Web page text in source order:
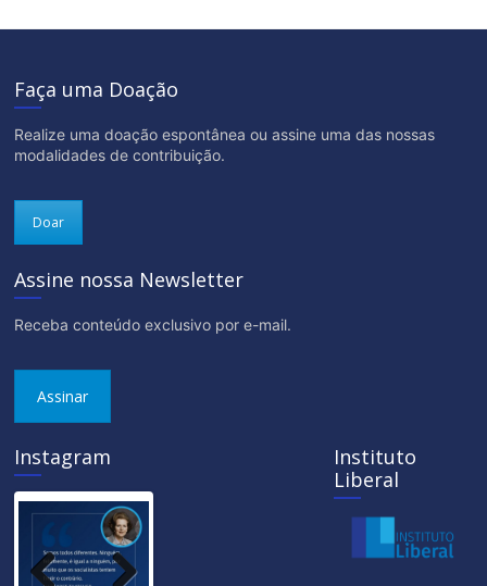
Faça uma Doação
Realize uma doação espontânea ou assine uma das nossas
modalidades de contribuição.
Doar
Assine nossa Newsletter
Receba conteúdo exclusivo por e-mail.
Assinar
Instagram
Instituto
Liberal